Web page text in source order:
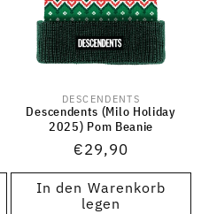
Anbieter:
DESCENDENTS
Descendents (Milo Holiday
2025) Pom Beanie
Normaler
Preis
€29,90
In den Warenkorb
legen